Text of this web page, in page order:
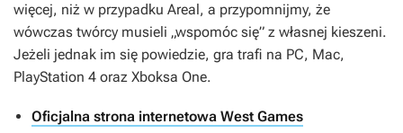
więcej, niż w przypadku Areal , a przypomnijmy, że
wówczas twórcy musieli „wspomóc się” z własnej kieszeni.
Jeżeli jednak im się powiedzie, gra trafi na PC, Mac,
PlayStation 4 oraz Xboksa One.
Oficjalna strona internetowa West Games